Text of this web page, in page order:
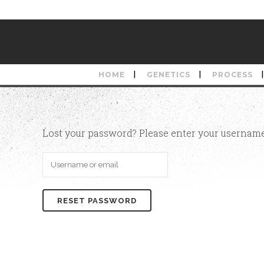
HOME GENETICS PROCESS
Lost your password? Please enter your